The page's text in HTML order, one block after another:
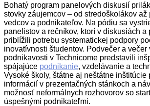
Bohatý program panelových diskusií
stovky záujemcov – od stredoškolákov až
vedcov a podnikateľov. Na pódiu sa
panelistov a rečníkov, ktorí v diskusiách a
priblížili potrebu systematickej podpory
inovatívnosti študentov. Podvečer a večer
podnikavosti v Technicome predstavili
spájajúce podnikanie, vzdelávanie a
Vysoké školy, štátne aj neštátne inštitúcie
informácií v prezentačných stánkoch a
možnosť neformálnych rozhovorov so
úspešnými podnikateľmi.